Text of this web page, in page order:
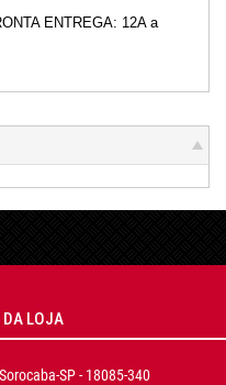
ENTREGA: 12A a
DA LOJA
SP - 18085-340